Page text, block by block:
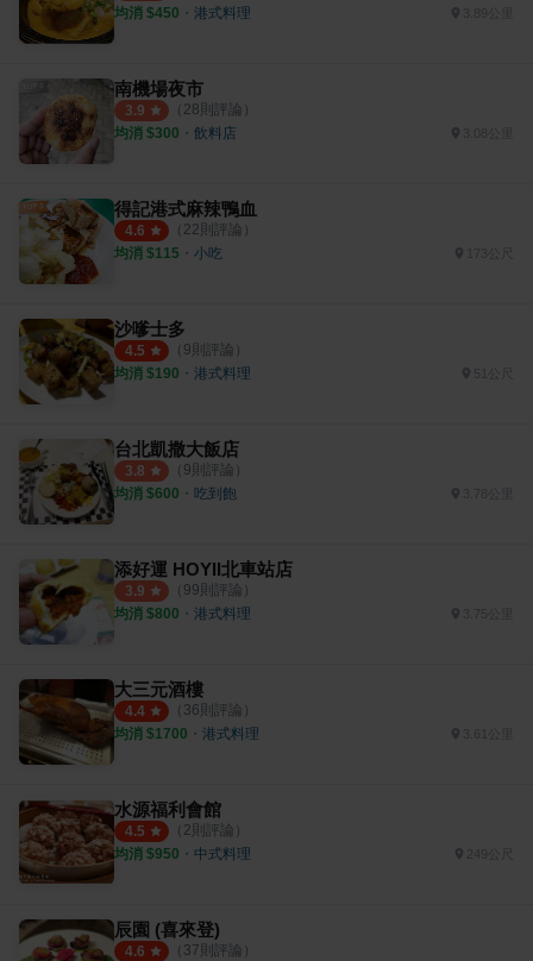
均消 $450 ・ 港式料理
南機場夜市
3.9 （ 28則評論）
均消 $300 ・ 飲料店
得記港式麻辣鴨血
4.6 （ 22則評論）
均消 $115 ・ 小吃
沙嗲士多
4.5 （ 9則評論）
均消 $190 ・ 港式料理 51公尺
台北凱撒大飯店
3.8 （ 9則評論）
均消 $600 ・ 吃到飽
添好運 HOYII北車站店
3.9 （ 99則評論）
均消 $800 ・ 港式料理 3.75公里
大三元酒樓
4.4 （ 36則評論）
均消 $1700 ・ 港式料理
水源福利會館
4.5 （ 2則評論）
均消 $950 ・ 中式料理 249公尺
辰園 (喜來登)
4.6 （ 37則評論）